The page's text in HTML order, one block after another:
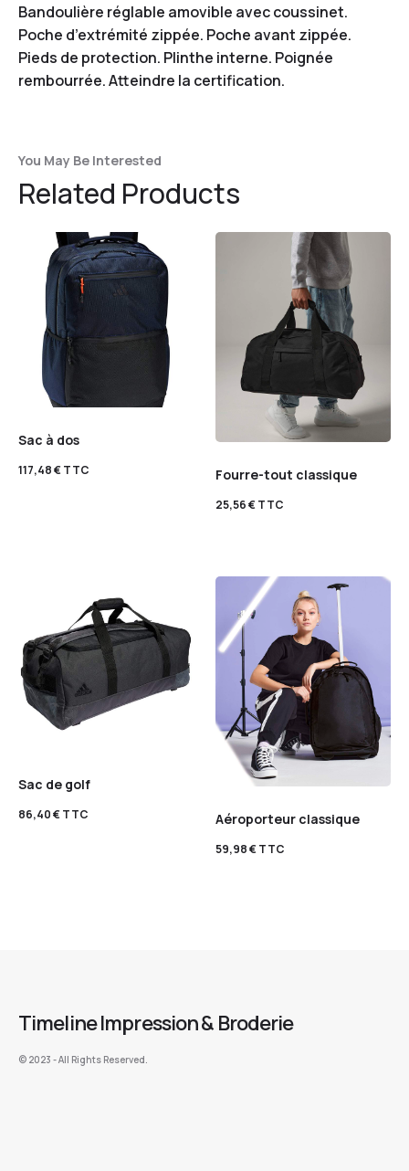
Bandoulière réglable amovible avec coussinet.
Poche d’extrémité zippée. Poche avant zippée.
Pieds de protection. Plinthe interne. Poignée
rembourrée. Atteindre la certification.
You May Be Interested
Related Products
Sac à dos
117,48€TTC Fourre-tout classique
25,56€TTC
Sac de golf
86,40€TTC Aéroporteur classique
59,98€TTC
Timeline Impression & Broderie
©️ 2023 - All Rights Reserved.